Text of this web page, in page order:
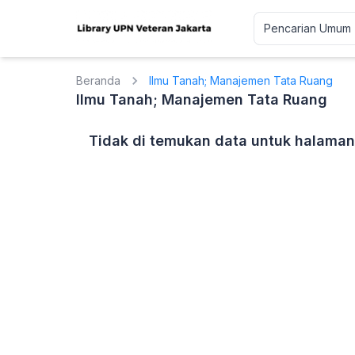
Beranda Ilmu Tanah; Manajemen Tata Ruang
Ilmu Tanah; Manajemen Tata Ruang
Tidak di temukan data untuk